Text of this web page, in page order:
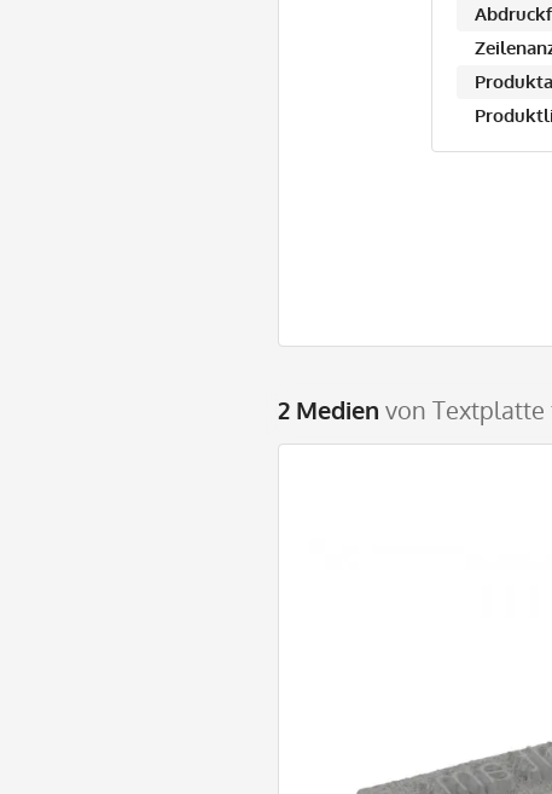
2 Medien von Textplatte